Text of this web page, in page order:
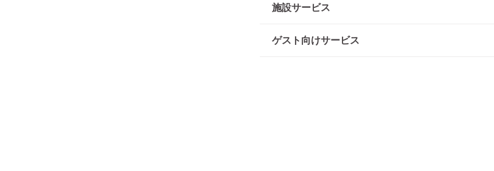
施設サービス
ゲスト向けサービス